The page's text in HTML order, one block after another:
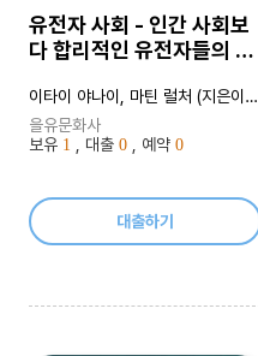
유전자 사회 - 인간 사회보
다 합리적인 유전자들의 세
이타이 야나이, 마틴 럴처 (지은이), 이유 (옮긴이)
을유문화사
보유 1 , 대출 0 , 예약 0
대출하기